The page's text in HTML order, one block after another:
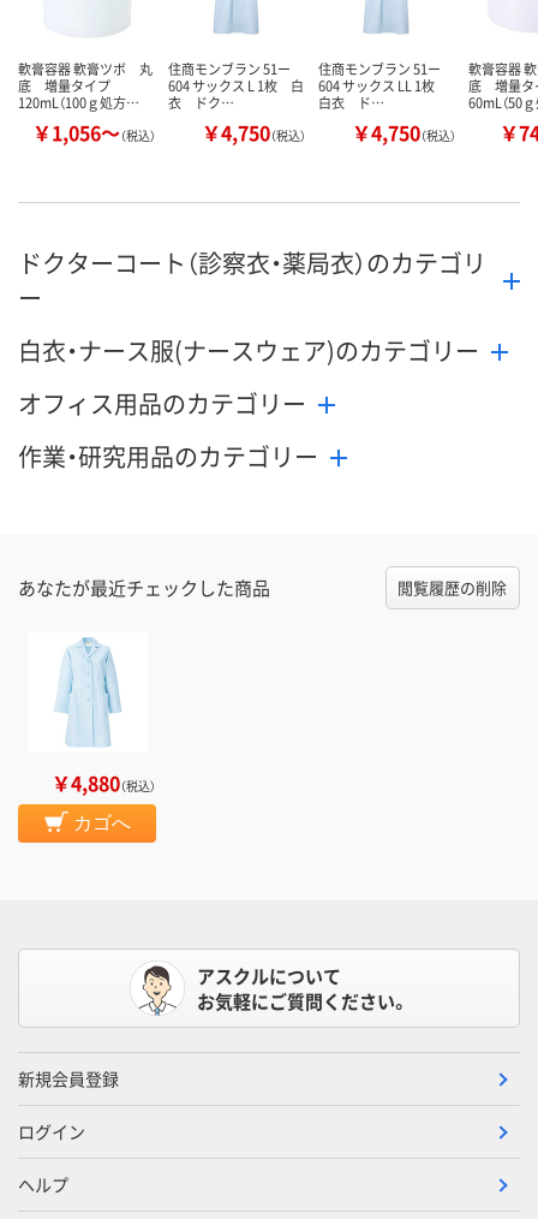
軟膏容器 軟膏ツボ 丸
底 増量タイプ
120mL（100ｇ処方…
￥1,056～（税込）
住商モンブラン 51ー
604 サックス L 1枚 白
衣 ドク…
￥4,750（税込）
住商モンブラン 51ー
604 サックス LL 1枚
白衣 ド…
￥4,750（税込）
軟膏容器
底 増量タ
60mL（50
￥
ドクターコート（診察衣・薬局衣）のカテゴリ
ー
白衣・ナース服(ナースウェア)のカテゴリー
オフィス用品のカテゴリー
作業・研究用品のカテゴリー
あなたが最近チェックした商品 閲覧履歴の削除
￥4,880（税込）
カゴへ
アスクルについて
お気軽にご質問ください。
新規会員登録
ログイン
ヘルプ